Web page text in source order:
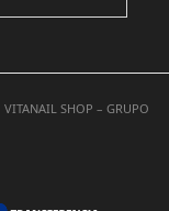
VITANAIL SHOP – GRUPO